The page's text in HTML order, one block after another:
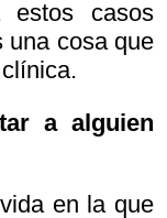
estos casos
una cosa que
a alguien
en la que